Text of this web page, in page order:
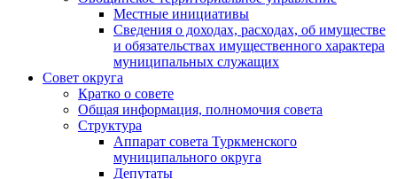
Местные инициативы
Сведения о доходах, расходах, об имуществе
и обязательствах имущественного характера
муниципальных служащих
Совет округа
Кратко о совете
Общая информация, полномочия совета
Структура
Аппарат совета Туркменского
муниципального округа
Депутаты